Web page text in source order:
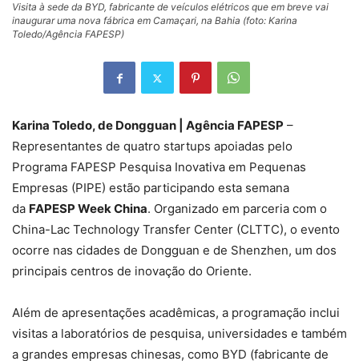
Visita à sede da BYD, fabricante de veículos elétricos que em breve vai
inaugurar uma nova fábrica em Camaçari, na Bahia (foto: Karina
Toledo/Agência FAPESP)
Karina Toledo, de Dongguan | Agência FAPESP –
Representantes de quatro startups apoiadas pelo
Programa FAPESP Pesquisa Inovativa em Pequenas
Empresas (PIPE) estão participando esta semana
da FAPESP Week China. Organizado em parceria com o
China-Lac Technology Transfer Center (CLTTC), o evento
ocorre nas cidades de Dongguan e de Shenzhen, um dos
principais centros de inovação do Oriente.
Além de apresentações acadêmicas, a programação inclui
visitas a laboratórios de pesquisa, universidades e também
a grandes empresas chinesas, como BYD (fabricante de